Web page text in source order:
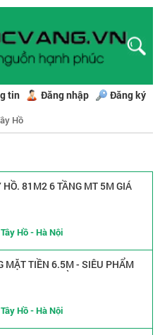
tin Đăng nhập Đăng ký
Hồ
81M2 6 TẦNG MT 5M GIÁ
PHỐ- SIÊU HIẾM
Hồ - Hà Nội
MẶT TIỀN 6.5M - SIÊU PHẨM
PHÂN LÔ - ĐẲNG CẤP
- FULL NỘI THẤT GIÁ 8.9 TỶ
Hồ - Hà Nội